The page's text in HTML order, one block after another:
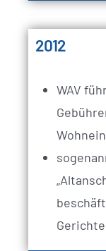
2012
WAV
Gerichte